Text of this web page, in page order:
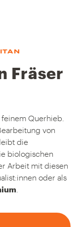
Fräser
Querhieb.
von
die
biologischen
Arbeit mit diesen
oder als